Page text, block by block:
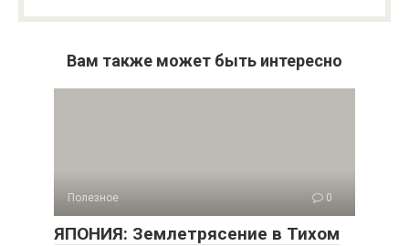
Вам также может быть интересно
Полезное 0
ЯПОНИЯ: Землетрясение в Тихом